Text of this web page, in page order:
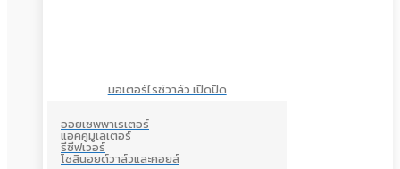
มอเตอร์ไรซ์วาล์ว เปิดปิด
ออยเซพพาเรเตอร์
แอคคูมูเลเตอร์
รีซีฟเวอร์
โซลินอยด์วาล์วและคอยล์